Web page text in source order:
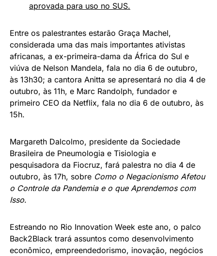
aprovada para uso no SUS.
Entre os palestrantes estarão Graça Machel,
considerada uma das mais importantes ativistas
africanas, a ex-primeira-dama da África do Sul e
viúva de Nelson Mandela, fala no dia 6 de outubro,
às 13h30; a cantora Anitta se apresentará no dia 4 de
outubro, às 11h, e Marc Randolph, fundador e
primeiro CEO da Netflix, fala no dia 6 de outubro, às
15h.
Margareth Dalcolmo, presidente da Sociedade
Brasileira de Pneumologia e Tisiologia e
pesquisadora da Fiocruz, fará palestra no dia 4 de
outubro, às 17h, sobre Como o Negacionismo Afetou
o Controle da Pandemia e o que Aprendemos com
Isso.
Estreando no Rio Innovation Week este ano, o palco
Back2Black trará assuntos como desenvolvimento
econômico, empreendedorismo, inovação, negócios